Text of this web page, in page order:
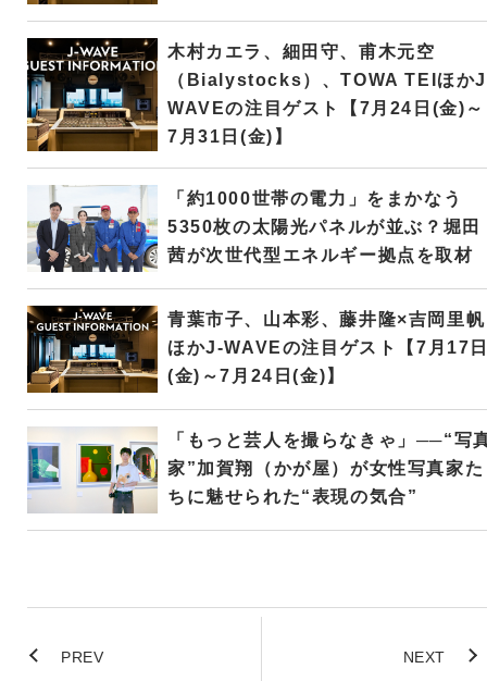
木村カエラ、細田守、甫木元空
（Bialystocks）、TOWA TEIほか
WAVEの注目ゲスト【7月24日(金)～
7月31日(金)】
「約1000世帯の電力」をまかなう
5350枚の太陽光パネルが並ぶ？堀田
茜が次世代型エネルギー拠点を取材
青葉市子、山本彩、藤井隆×吉岡里帆
ほかJ-WAVEの注目ゲスト【7月17
(金)～7月24日(金)】
「もっと芸人を撮らなきゃ」──“写
家”加賀翔（かが屋）が女性写真家た
ちに魅せられた“表現の気合”
PREV NEXT